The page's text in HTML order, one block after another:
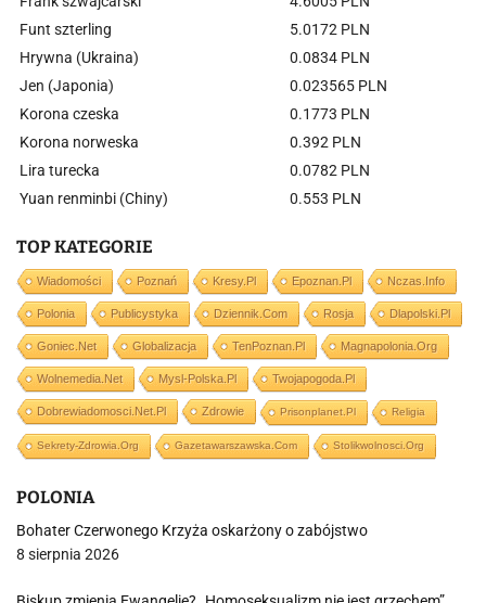
Funt szterling
5.0172 PLN
Hrywna (Ukraina)
0.0834 PLN
Jen (Japonia)
0.023565 PLN
Korona czeska
0.1773 PLN
Korona norweska
0.392 PLN
Lira turecka
0.0782 PLN
Yuan renminbi (Chiny)
0.553 PLN
TOP KATEGORIE
Wiadomości Poznań Kresy.pl Epoznan.pl Nczas.info
Polonia Publicystyka Dziennik.com Rosja Dlapolski.pl
Goniec.net Globalizacja TenPoznan.pl Magnapolonia.org
Wolnemedia.net Mysl-Polska.pl Twojapogoda.pl
Dobrewiadomosci.net.pl Zdrowie Prisonplanet.pl Religia
Sekrety-Zdrowia.org Gazetawarszawska.com Stolikwolnosci.org
POLONIA
Bohater Czerwonego Krzyża oskarżony o zabójstwo
8 sierpnia 2026